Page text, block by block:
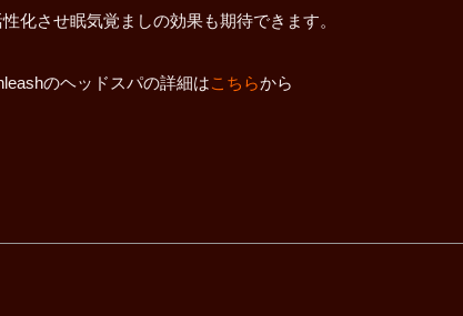
化させ眠気覚ましの効果も期待できます。
のヘッドスパの詳細はこちらから